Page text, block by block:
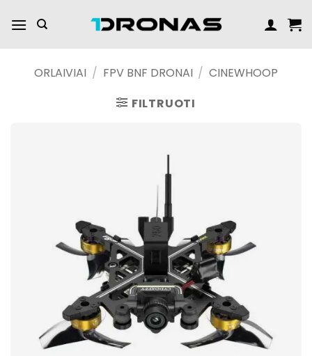
turinį
ORLAIVIAI / FPV BNF DRONAI / CINEWHOOP
FILTRUOTI